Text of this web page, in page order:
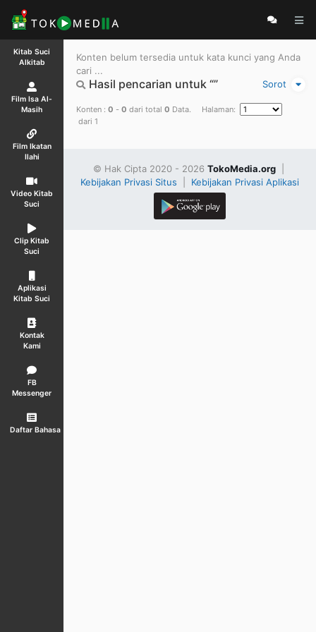
Kitab Suci
Alkitab
Film Isa Al-
Masih
Film Ikatan
Ilahi
Video Kitab
Suci
Clip Kitab
Suci
Aplikasi
Kitab Suci
Kontak
Kami
FB
Messenger
Daftar Bahasa
Konten belum tersedia untuk kata kunci yang Anda
cari ...
Sorot
Hasil pencarian untuk “”
Konten : 0 - 0 dari total 0 Data. Halaman:
dari 1
© Hak Cipta 2020 - 2026 TokoMedia.org|
Kebijakan Privasi Situs
Kebijakan Privasi Aplikasi